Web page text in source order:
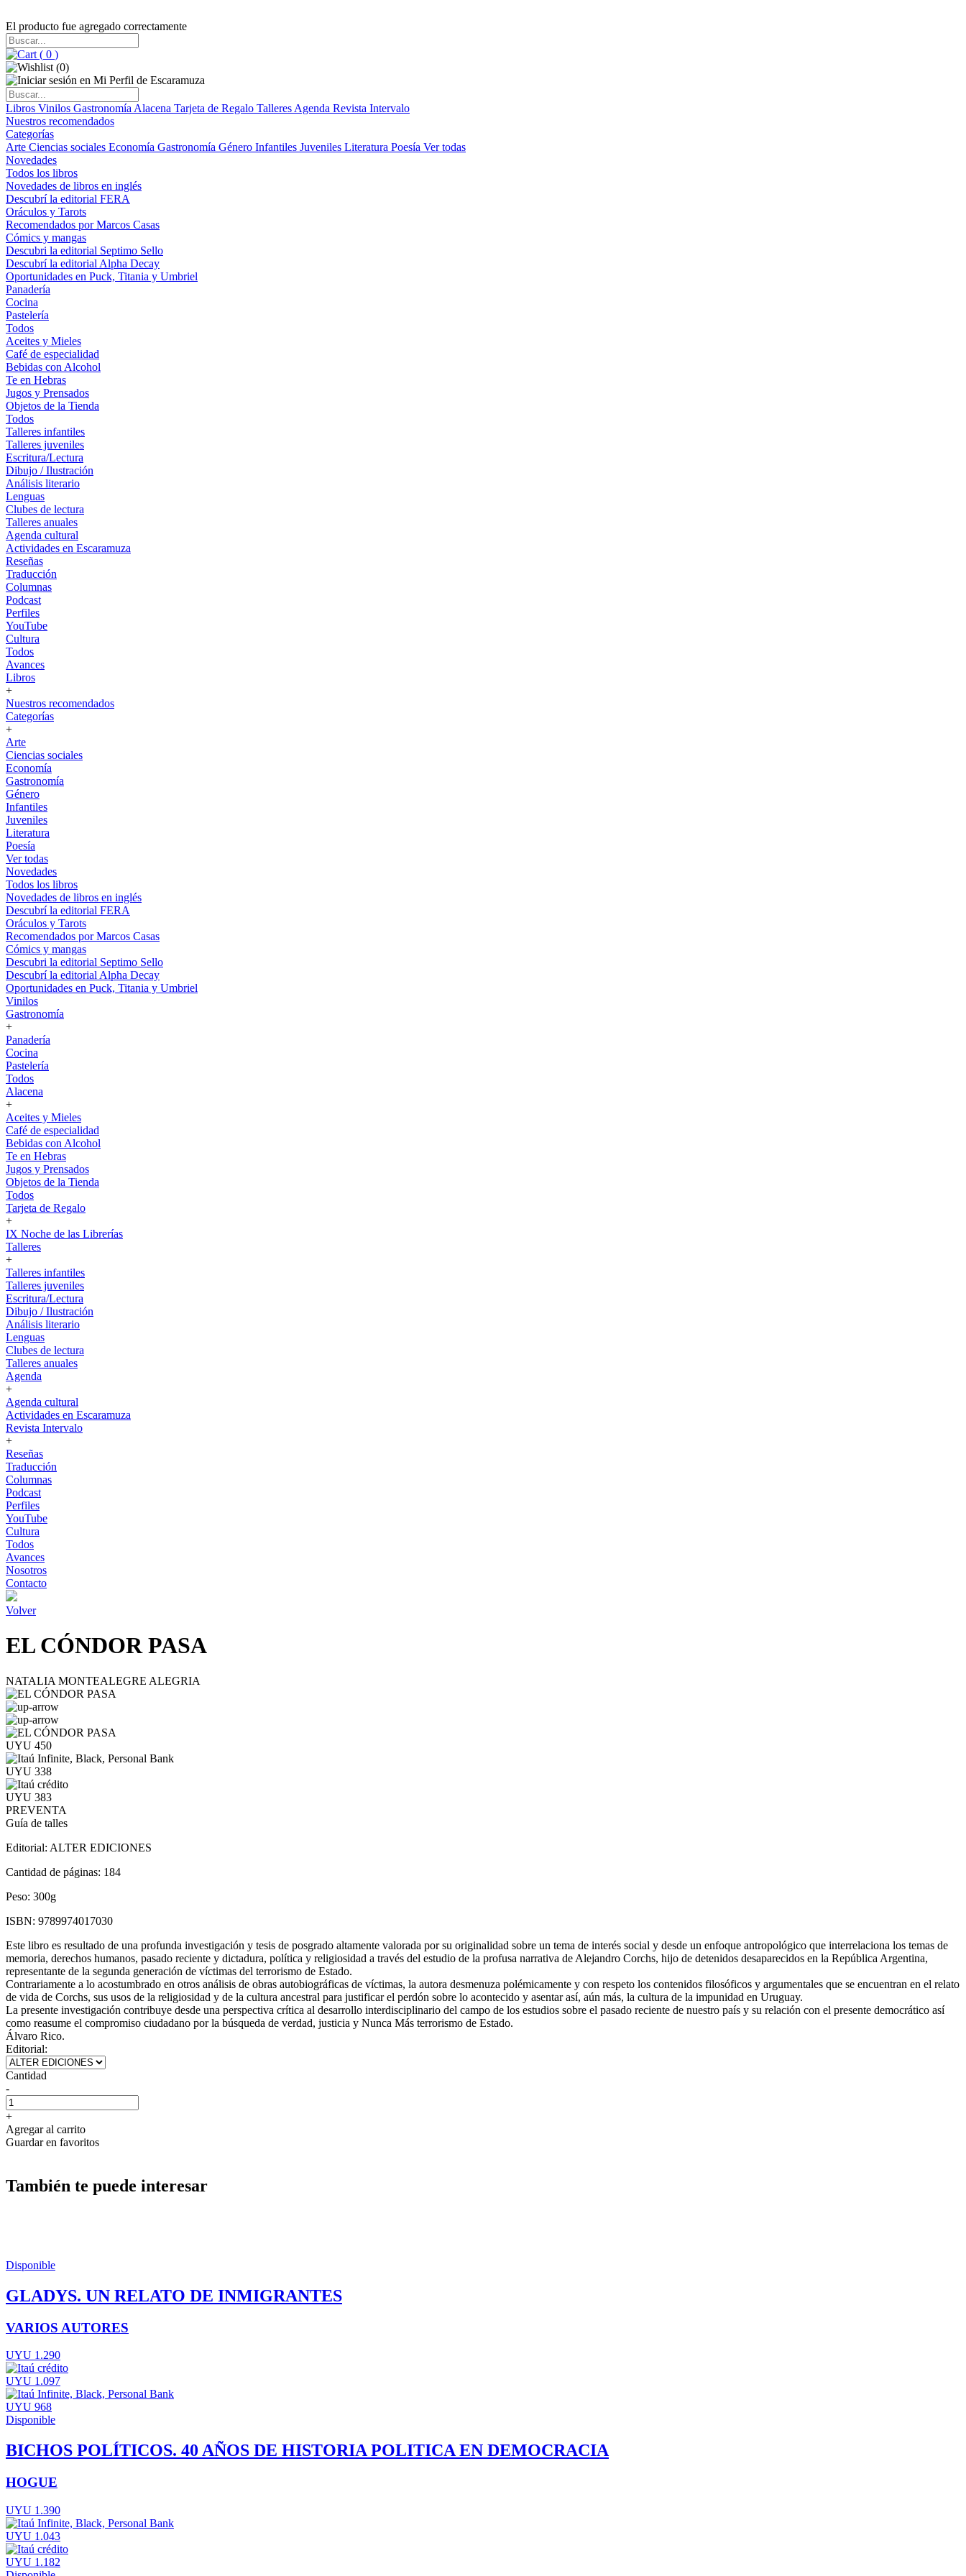
El producto fue agregado correctamente
( 0 )
(0)
Libros Vinilos Gastronomía Alacena Tarjeta de Regalo Talleres Agenda Revista Intervalo
Nuestros recomendados
Categorías
Arte Ciencias sociales Economía Gastronomía Género Infantiles Juveniles Literatura Poesía Ver todas
Novedades
Todos los libros
Novedades de libros en inglés
Descubrí la editorial FERA
Oráculos y Tarots
Recomendados por Marcos Casas
Cómics y mangas
Descubri la editorial Septimo Sello
Descubrí la editorial Alpha Decay
Oportunidades en Puck, Titania y Umbriel
Panadería
Cocina
Pastelería
Todos
Aceites y Mieles
Café de especialidad
Bebidas con Alcohol
Te en Hebras
Jugos y Prensados
Objetos de la Tienda
Todos
Talleres infantiles
Talleres juveniles
Escritura/Lectura
Dibujo / Ilustración
Análisis literario
Lenguas
Clubes de lectura
Talleres anuales
Agenda cultural
Actividades en Escaramuza
Reseñas
Traducción
Columnas
Podcast
Perfiles
YouTube
Cultura
Todos
Avances
Libros
+
Nuestros recomendados
Categorías
+
Arte
Ciencias sociales
Economía
Gastronomía
Género
Infantiles
Juveniles
Literatura
Poesía
Ver todas
Novedades
Todos los libros
Novedades de libros en inglés
Descubrí la editorial FERA
Oráculos y Tarots
Recomendados por Marcos Casas
Cómics y mangas
Descubri la editorial Septimo Sello
Descubrí la editorial Alpha Decay
Oportunidades en Puck, Titania y Umbriel
Vinilos
Gastronomía
+
Panadería
Cocina
Pastelería
Todos
Alacena
+
Aceites y Mieles
Café de especialidad
Bebidas con Alcohol
Te en Hebras
Jugos y Prensados
Objetos de la Tienda
Todos
Tarjeta de Regalo
+
IX Noche de las Librerías
Talleres
+
Talleres infantiles
Talleres juveniles
Escritura/Lectura
Dibujo / Ilustración
Análisis literario
Lenguas
Clubes de lectura
Talleres anuales
Agenda
+
Agenda cultural
Actividades en Escaramuza
Revista Intervalo
+
Reseñas
Traducción
Columnas
Podcast
Perfiles
YouTube
Cultura
Todos
Avances
Nosotros
Contacto
Volver
EL CÓNDOR PASA
NATALIA MONTEALEGRE ALEGRIA
UYU 450
UYU 338
UYU 383
PREVENTA
Guía de talles
Editorial: ALTER EDICIONES
Cantidad de páginas: 184
Peso: 300g
ISBN: 9789974017030
Este libro es resultado de una profunda investigación y tesis de posgrado altamente valorada por su originalidad sobre un tema de interés social y desde un enfoque antropológico que interrelaciona los temas de
memoria, derechos humanos, pasado reciente y dictadura, política y religiosidad a través del estudio de la profusa narrativa de Alejandro Corchs, hijo de detenidos desaparecidos en la República Argentina,
representante de la segunda generación de víctimas del terrorismo de Estado.
Contrariamente a lo acostumbrado en otros análisis de obras autobiográficas de víctimas, la autora desmenuza polémicamente y con respeto los contenidos filosóficos y argumentales que se encuentran en el relato
de vida de Corchs, sus usos de la religiosidad y de la cultura ancestral para justificar el perdón sobre lo acontecido y asentar así, aún más, la cultura de la impunidad en Uruguay.
La presente investigación contribuye desde una perspectiva crítica al desarrollo interdisciplinario del campo de los estudios sobre el pasado reciente de nuestro país y su relación con el presente democrático así
como reasume el compromiso ciudadano por la búsqueda de verdad, justicia y Nunca Más terrorismo de Estado.
Álvaro Rico.
Editorial:
Cantidad
-
+
Agregar al carrito
Guardar en favoritos
También te puede interesar
Disponible
GLADYS. UN RELATO DE INMIGRANTES
VARIOS AUTORES
UYU 1.290
UYU 1.097
UYU 968
Disponible
BICHOS POLÍTICOS. 40 AÑOS DE HISTORIA POLITICA EN DEMOCRACIA
HOGUE
UYU 1.390
UYU 1.043
UYU 1.182